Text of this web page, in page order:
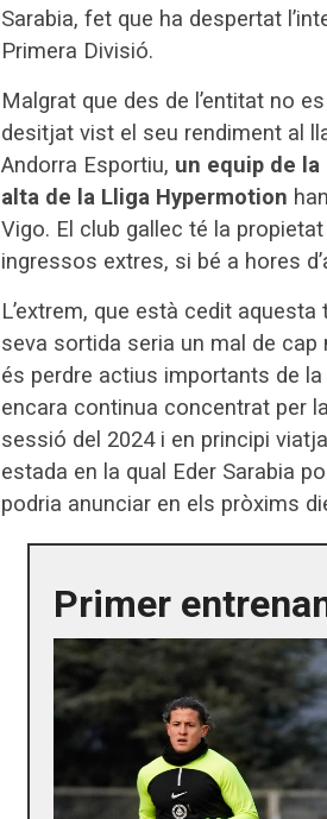
Sarabia, fet que ha despertat
Primera Divisió.
Malgrat que des de l’entitat no
desitjat vist el seu rendiment al
Andorra Esportiu, un equip de la
alta de la Lliga Hypermotion
Vigo. El club gallec té la
ingressos extres, si bé a hores
L’extrem, que està cedit aquesta
seva sortida seria un mal de
és perdre actius importants de la
encara continua concentrat per
sessió del 2024 i en principi
estada en la qual Eder Sarabia
podria anunciar en els pròxims
Primer